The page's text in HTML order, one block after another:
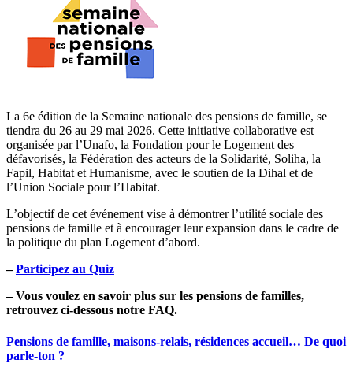
La 6e édition de la Semaine nationale des pensions de famille, se
tiendra du 26 au 29 mai 2026. Cette initiative collaborative est
organisée par l’Unafo, la Fondation pour le Logement des
défavorisés, la Fédération des acteurs de la Solidarité, Soliha, la
Fapil, Habitat et Humanisme, avec le soutien de la Dihal et de
l’Union Sociale pour l’Habitat.
L’objectif de cet événement vise à démontrer l’utilité sociale des
pensions de famille et à encourager leur expansion dans le cadre de
la politique du plan Logement d’abord.
– Participez au Quiz
– Vous voulez en savoir plus sur les pensions de familles,
retrouvez ci-dessous notre FAQ.
Pensions de famille, maisons-relais, résidences accueil… De quoi
parle-ton ?